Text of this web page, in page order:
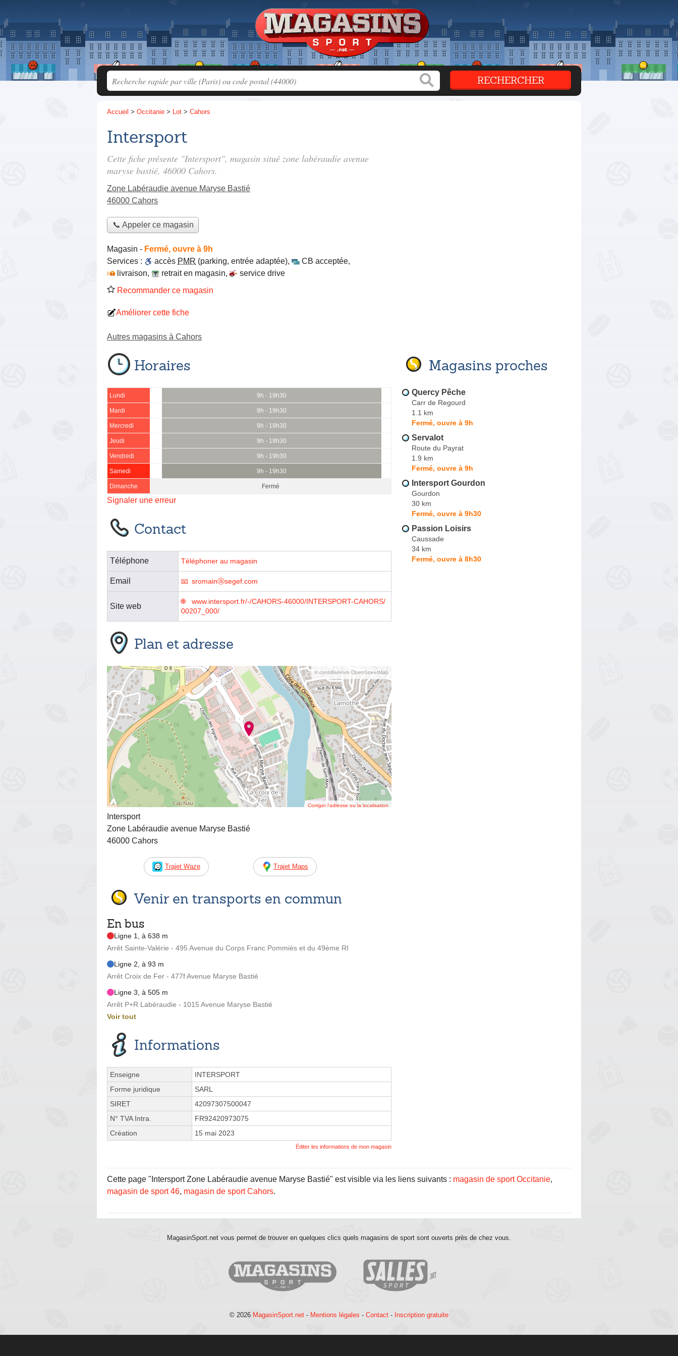
Accueil > Occitanie > Lot > Cahors
Intersport
Cette fiche présente "Intersport", magasin situé zone labéraudie avenue
maryse bastié, 46000 Cahors.
Zone Labéraudie avenue Maryse Bastié
46000 Cahors
📞 Appeler ce magasin
Magasin - Fermé, ouvre à 9h
Services :
accès PMR (parking, entrée adaptée), CB acceptée,
livraison, retrait en magasin,
service drive
Recommander ce magasin
Améliorer cette fiche
Autres magasins à Cahors
Horaires
Lundi 9h - 19h30
Mardi 9h - 19h30
Mercredi 9h - 19h30
Jeudi 9h - 19h30
Vendredi 9h - 19h30
Samedi 9h - 19h30
Dimanche Fermé
Signaler une erreur
Contact
Téléphone Téléphoner au magasin
Email sromainⓐsegef.com
Site web
www.intersport.fr/-/CAHORS-46000/INTERSPORT-CAHORS/
00207_000/
Plan et adresse
© contributeurs OpenStreetMap
Corriger l’adresse ou la localisation
Intersport
Zone Labéraudie avenue Maryse Bastié
46000 Cahors
Trajet Waze Trajet Maps
Venir en transports en commun
En bus
Ligne 1, à 638 m
Arrêt Sainte-Valérie - 495 Avenue du Corps Franc Pommiès et du 49ème RI
Ligne 2, à 93 m
Arrêt Croix de Fer - 477f Avenue Maryse Bastié
Ligne 3, à 505 m
Arrêt P+R Labéraudie - 1015 Avenue Maryse Bastié
Voir tout
Informations
Enseigne
INTERSPORT
Forme juridique
SARL
SIRET
42097307500047
N° TVA Intra.
FR92420973075
Création
15 mai 2023
Éditer les informations de mon magasin
Magasins proches
Quercy Pêche
Carr de Regourd
1.1 km
Fermé, ouvre à 9h
Servalot
Route du Payrat
1.9 km
Fermé, ouvre à 9h
Intersport Gourdon
Gourdon
30 km
Fermé, ouvre à 9h30
Passion Loisirs
Caussade
34 km
Fermé, ouvre à 8h30
Cette page "Intersport Zone Labéraudie avenue Maryse Bastié" est visible via les liens suivants : magasin de sport Occitanie,
magasin de sport 46, magasin de sport Cahors.
MagasinSport.net vous permet de trouver en quelques clics quels magasins de sport sont ouverts près de chez vous.
© 2026 MagasinSport.net - Mentions légales - Contact - Inscription gratuite